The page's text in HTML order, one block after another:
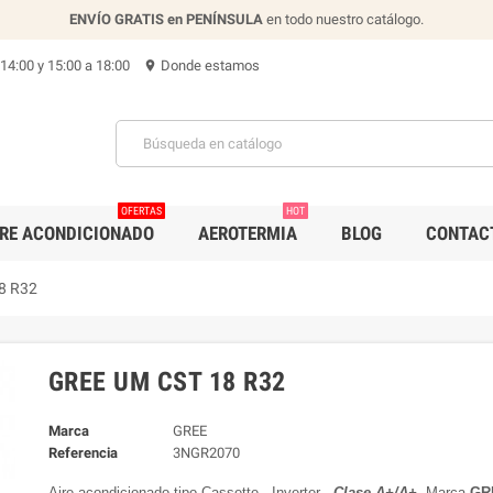
ENVÍO GRATIS en PENÍNSULA en todo nuestro catálogo.
y 15:00 a 18:00 location_on Donde estamos
ACONDICIONADO
OFERTAS
AEROTERMIA
HOT
BLOG
R32
GREE UM CST 18 R32
Marca
GREE
Referencia
3NGR2070